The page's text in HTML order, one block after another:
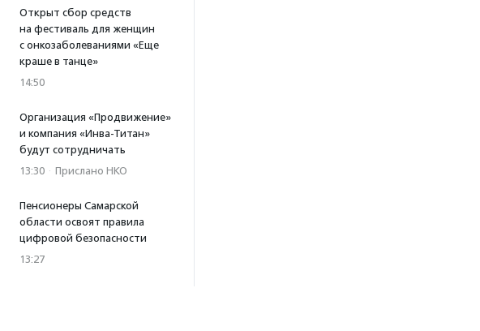
Открыт сбор средств
на фестиваль для женщин
с онкозаболеваниями «Еще
краше в танце»
14:50
Организация «Продвижение»
и компания «Инва-Титан»
будут сотрудничать
13:30 · Прислано НКО
Пенсионеры Самарской
области освоят правила
цифровой безопасности
13:27